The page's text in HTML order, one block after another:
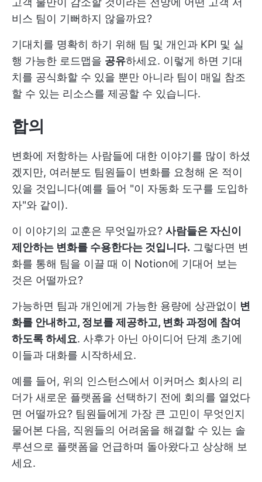
비스 팀이 기뻐하지 않을까요?
기대치를 명확히 하기 위해 팀 및 개인과 KPI 및 실
행 가능한 로드맵을 공유하세요. 이렇게 하면 기대
치를 공식화할 수 있을 뿐만 아니라 팀이 매일 참조
할 수 있는 리소스를 제공할 수 있습니다.
합의
변화에 저항하는 사람들에 대한 이야기를 많이 하셨
겠지만, 여러분도 팀원들이 변화를 요청해 온 적이
있을 것입니다(예를 들어 "이 자동화 도구를 도입하
자"와 같이).
이 이야기의 교훈은 무엇일까요? 사람들은 자신이
제안하는 변화를 수용한다는 것입니다. 그렇다면 변
화를 통해 팀을 이끌 때 이 Notion에 기대어 보는
것은 어떨까요?
가능하면 팀과 개인에게 가능한 용량에 상관없이 변
화를 안내하고, 정보를 제공하고, 변화 과정에 참여
하도록 하세요. 사후가 아닌 아이디어 단계 초기에
이들과 대화를 시작하세요.
예를 들어, 위의 인스턴스에서 이커머스 회사의 리
더가 새로운 플랫폼을 선택하기 전에 회의를 열었다
면 어떨까요? 팀원들에게 가장 큰 고민이 무엇인지
물어본 다음, 직원들의 어려움을 해결할 수 있는 솔
루션으로 플랫폼을 언급하며 돌아왔다고 상상해 보
세요.